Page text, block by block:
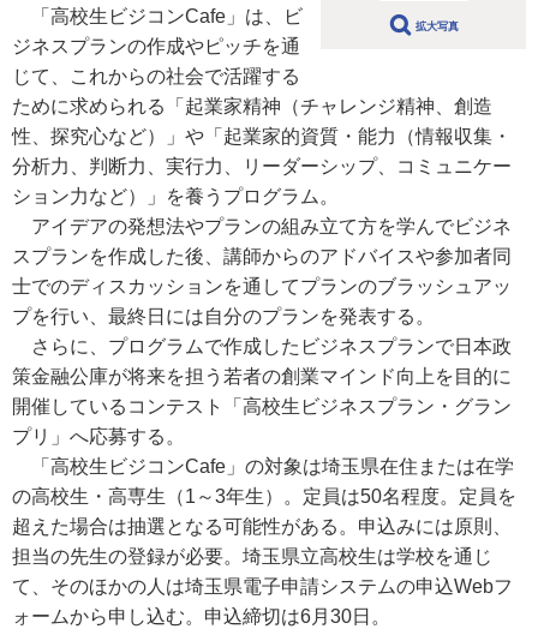
拡大写真
「高校生ビジコンCafe」は、ビ
ジネスプランの作成やピッチを通
じて、これからの社会で活躍する
ために求められる「起業家精神（チャレンジ精神、創造
性、探究心など）」や「起業家的資質・能力（情報収集・
分析力、判断力、実行力、リーダーシップ、コミュニケー
ション力など）」を養うプログラム。
アイデアの発想法やプランの組み立て方を学んでビジネ
スプランを作成した後、講師からのアドバイスや参加者同
士でのディスカッションを通してプランのブラッシュアッ
プを行い、最終日には自分のプランを発表する。
さらに、プログラムで作成したビジネスプランで日本政
策金融公庫が将来を担う若者の創業マインド向上を目的に
開催しているコンテスト「高校生ビジネスプラン・グラン
プリ」へ応募する。
「高校生ビジコンCafe」の対象は埼玉県在住または在学
の高校生・高専生（1～3年生）。定員は50名程度。定員を
超えた場合は抽選となる可能性がある。申込みには原則、
担当の先生の登録が必要。埼玉県立高校生は学校を通じ
て、そのほかの人は埼玉県電子申請システムの申込Webフ
ォームから申し込む。申込締切は6月30日。